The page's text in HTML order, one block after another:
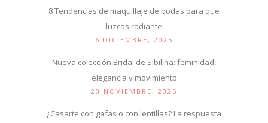
8 Tendencias de maquillaje de bodas para que
luzcas radiante
6 DICIEMBRE, 2025
Nueva colección Bridal de Sibilina: feminidad,
elegancia y movimiento
20 NOVIEMBRE, 2025
¿Casarte con gafas o con lentillas? La respuesta